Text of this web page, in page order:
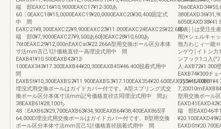
端 部EAXC16¥10,9000EAXC17¥12‐300あ
60〔0EAXC18¥15,0000EAXC19¥20,0000EAXC20¥30,400固定式
中 間
EAXC21¥8,300EAXC22¥9,900EAXC23¥11.000EAXC24EAXC25¥22.600
端 部0¥7,9000EAXC27¥9,500あ60[0EAXC28¥10,600あ
76t0EAXC29¥12,000nEAXCa0¥22.266A型用交換ポール区分本体
寸法mm言己1計価格直径一高理没式用中 間
EAXB41¥10.500EAXB42¥12‐
100EAX343¥17.300EAXB44¥20,300EAXB4S¥46.400脱着式用中
間
EAXBSt¥10,300EAXBS2¥11.900EAXBS3¥17.100EAX354¥20.600EAX355¥46.100D
埋没式用交換ポールはガイドカバー付です。A型スプリング式交
換ポール区分本体寸法mm記号価格直径古同理没式用中 間お
38EAXB61¥28,100ち
48〔EAXB62¥29,700EAXB63¥34,900EAXB64¥38,400EAX865浮
64,000D埋没式用交換ポールはガイドカバー付です。B型用交換
ポール区分本体寸法mm言己1計価格直径脱着式用中 間
格表￨￨は受注生
用)※シェルキャ
弛力わじィ一能
ンゲウ￨イトン力
ンフック1コ入(
人:AXB72¥1.300
EAXB74¥300チ
リ
型用交換ポール
端 部EAXD46半